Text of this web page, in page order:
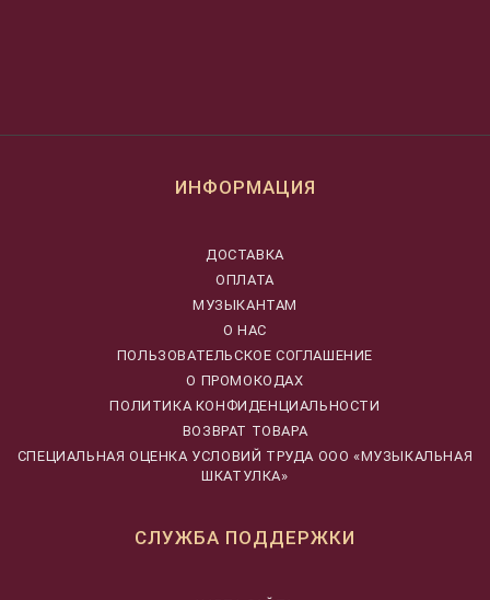
ИНФОРМАЦИЯ
ДОСТАВКА
ОПЛАТА
МУЗЫКАНТАМ
О НАС
ПОЛЬЗОВАТЕЛЬСКОЕ СОГЛАШЕНИЕ
О ПРОМОКОДАХ
ПОЛИТИКА КОНФИДЕНЦИАЛЬНОСТИ
ВОЗВРАТ ТОВАРА
CПЕЦИАЛЬНАЯ ОЦЕНКА УСЛОВИЙ ТРУДА ООО «МУЗЫКАЛЬНАЯ
ШКАТУЛКА»
СЛУЖБА ПОДДЕРЖКИ